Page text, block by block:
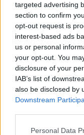
targeted advertising
section to confirm
opt-out request is
interest-based ads
us or personal
your opt-out. You
disclosure of your
IAB’s list of
also be disclosed by
Downstream
Please note that
Personal Data